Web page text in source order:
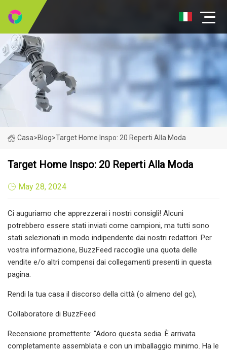
Casa>Blog>Target Home Inspo: 20 Reperti Alla Moda
Target Home Inspo: 20 Reperti Alla Moda
May 28, 2024
Ci auguriamo che apprezzerai i nostri consigli! Alcuni
potrebbero essere stati inviati come campioni, ma tutti sono
stati selezionati in modo indipendente dai nostri redattori. Per
vostra informazione, BuzzFeed raccoglie una quota delle
vendite e/o altri compensi dai collegamenti presenti in questa
pagina.
Rendi la tua casa il discorso della città (o almeno del gc),
Collaboratore di BuzzFeed
Recensione promettente: "Adoro questa sedia. È arrivata
completamente assemblata e con un imballaggio minimo. Ha le